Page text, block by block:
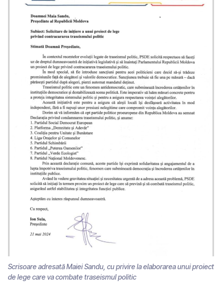
Scrisoare adresată Maiei Sandu, cu privire la elaborarea unui proiect
de lege care va combate traseismul politic